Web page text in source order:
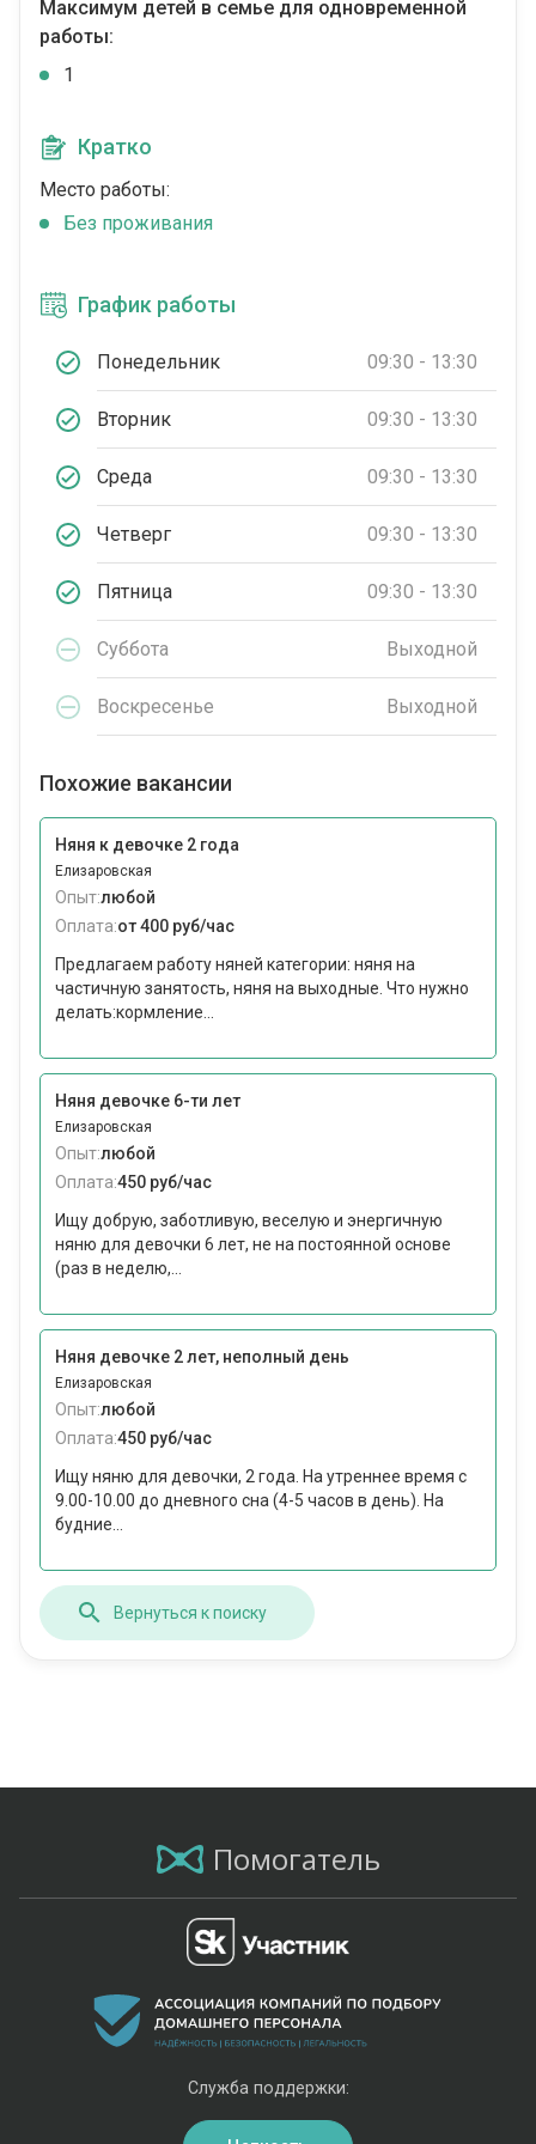
Максимум детей в семье для одновременной
работы:
1
Кратко
Место работы:
Без проживания
График работы
Понедельник 09:30 - 13:30
Вторник 09:30 - 13:30
Среда 09:30 - 13:30
Четверг 09:30 - 13:30
Пятница 09:30 - 13:30
Суббота Выходной
Воскресенье Выходной
Похожие вакансии
Няня к девочке 2 года
Елизаровская
Опыт:любой
Оплата:от 400 руб/час
Предлагаем работу няней категории: няня на
частичную занятость, няня на выходные. Что нужно
делать:кормление...
Няня девочке 6-ти лет
Елизаровская
Опыт:любой
Оплата:450 руб/час
Ищу добрую, заботливую, веселую и энергичную
няню для девочки 6 лет, не на постоянной основе
(раз в неделю,...
Няня девочке 2 лет, неполный день
Елизаровская
Опыт:любой
Оплата:450 руб/час
Ищу няню для девочки, 2 года. На утреннее время с
9.00-10.00 до дневного сна (4-5 часов в день). На
будние...
Вернуться к поиску
Помогатель
Служба поддержки: